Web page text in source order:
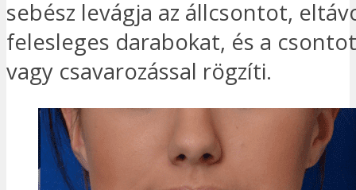
sebész levágja az állcsontot,
felesleges darabokat, és a
vagy csavarozással rögzíti.